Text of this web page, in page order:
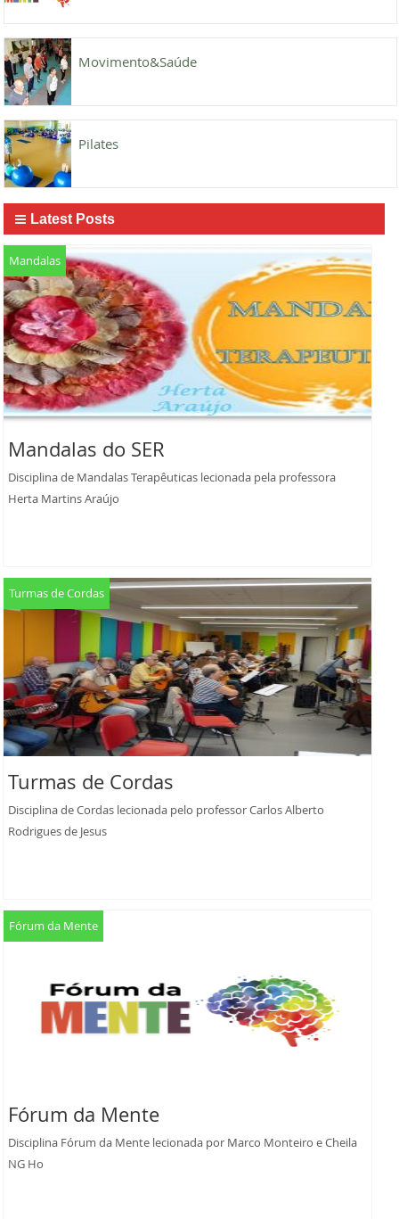
Movimento&Saúde
Pilates
Latest Posts
Mandalas
Mandalas do SER
Disciplina de Mandalas Terapêuticas lecionada pela professora
Herta Martins Araújo
Turmas de Cordas
Turmas de Cordas
Disciplina de Cordas lecionada pelo professor Carlos Alberto
Rodrigues de Jesus
Fórum da Mente
Fórum da Mente
Disciplina Fórum da Mente lecionada por Marco Monteiro e Cheila
NG Ho